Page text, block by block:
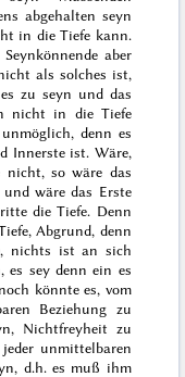
abgehalten seyn
in die Tiefe kann.
aber
als solches ist,
zu seyn und das
nicht in die Tiefe
denn es
Innerste ist. Wäre,
nicht, so wäre das
wäre das Erste
die Tiefe. Denn
Abgrund, denn
nichts ist an sich
es sey denn ein es
könnte es, vom
Beziehung zu
Nichtfreyheit zu
unmittelbaren
d.h. es muß ihm